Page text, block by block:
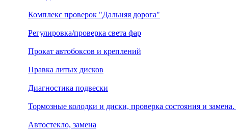
Комплекс проверок "Дальняя дорога"
Регулировка/проверка света фар
Прокат автобоксов и креплений
Правка литых дисков
Диагностика подвески
Тормозные колодки и диски, проверка состояния и
Автостекло, замена